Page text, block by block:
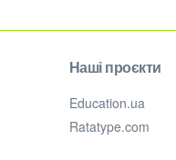
Наші проєкти
Education.ua
Ratatype.com